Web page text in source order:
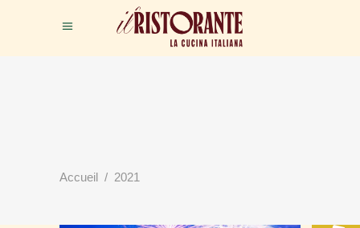
Accueil / 2021